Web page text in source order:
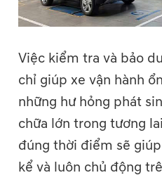
Việc kiểm tra và bảo
chỉ giúp xe vận hành
những hư hỏng phát
chữa lớn trong tương
đúng thời điểm sẽ
kể và luôn chủ động